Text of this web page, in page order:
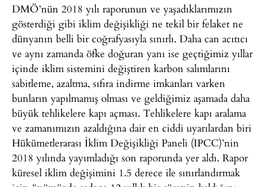
DMÖ’nün 2018 yılı raporunun ve yaşadıklarımızın
gösterdiği gibi iklim değişikliği ne tekil bir felaket ne
dünyanın belli bir coğrafyasıyla sınırlı. Daha can acıtıcı
ve aynı zamanda öfke doğuran yanı ise geçtiğimiz yıllar
içinde iklim sistemini değiştiren karbon salımlarını
sabitleme, azaltma, sıfıra indirme imkanları varken
bunların yapılmamış olması ve geldiğimiz aşamada daha
büyük tehlikelere kapı açması. Tehlikelere kapı aralama
ve zamanımızın azaldığına dair en ciddi uyarılardan biri
Hükümetlerarası İklim Değişikliği Paneli (IPCC)’nin
2018 yılında yayımladığı son raporunda yer aldı. Rapor
küresel iklim değişimini 1.5 derece ile sınırlandırmak